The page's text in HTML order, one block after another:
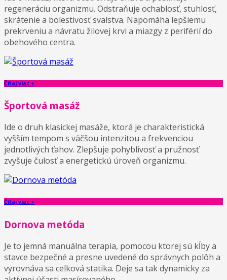
regeneráciu organizmu. Odstraňuje ochablosť, stuhlosť,
skrátenie a bolestivosť svalstva. Napomáha lepšiemu
prekrveniu a návratu žilovej krvi a miazgy z periférií do
obehového centra.
Čítaj viac +
Športová masáž
Ide o druh klasickej masáže, ktorá je charakteristická
vyšším tempom s väčšou intenzitou a frekvenciou
jednotlivých ťahov. Zlepšuje pohyblivosť a pružnosť
zvyšuje čulosť a energetickú úroveň organizmu.
Čítaj viac +
Dornova metóda
Je to jemná manuálna terapia, pomocou ktorej sú kĺby a
stavce bezpečné a presne uvedené do správnych polôh a
vyrovnáva sa celková statika. Deje sa tak dynamicky za